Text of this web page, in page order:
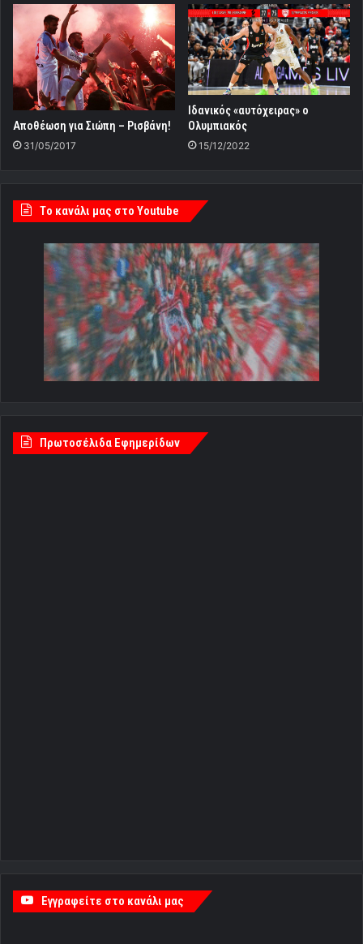
Αποθέωση για Σιώπη – Ρισβάνη!
31/05/2017
Ιδανικός «αυτόχειρας» ο
Ολυμπιακός
15/12/2022
Tο κανάλι μας στο Youtube
Πρωτοσέλιδα Εφημερίδων
Εγγραφείτε στο κανάλι μας